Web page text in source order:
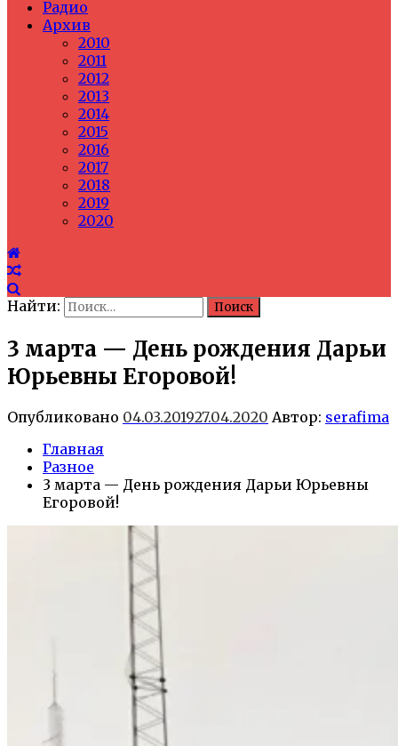
Радио
Архив
2010
2011
2012
2013
2014
2015
2016
2017
2018
2019
2020
Найти:
3 марта — День рождения Дарьи
Юрьевны Егоровой!
Опубликовано 04.03.201927.04.2020 Автор: serafima
Главная
Разное
3 марта — День рождения Дарьи Юрьевны
Егоровой!